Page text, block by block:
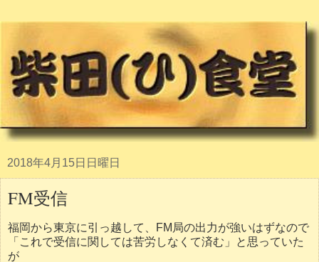
2018年4月15日日曜日
FM受信
福岡から東京に引っ越して、FM局の出力が強いはずなので
「これで受信に関しては苦労しなくて済む」と思っていた
が